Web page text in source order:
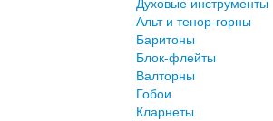
Альт и тенор-горны
Баритоны
Блок-флейты
Валторны
Гобои
Кларнеты